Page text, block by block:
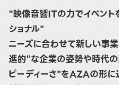
"映像音響ITの力でイベント
ショナル"
ニーズに合わせて新しい事
進的”な企業の姿勢や時代
ピーディーさ"をAZAの形に